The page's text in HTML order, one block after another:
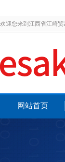
欢迎您来到江西省江崎贸
网站首页